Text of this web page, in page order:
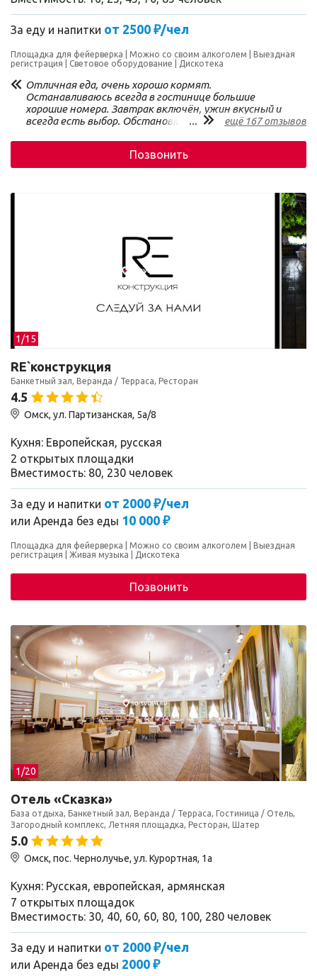
За еду и напитки от 2500 ₽/чел
Площадка для фейерверка Можно со своим алкоголем
Выездная
регистрация
Световое оборудование Дискотека
Отличная еда, очень хорошо кормят.
Останавливаюсь всегда в гостинице большие
хорошие номера. Завтрак включён, ужин вкусный и
всегда есть выбор. Обстановка соответствующая.
... ещё 167 отзывов
Позвонить
1/15
RE`конструкция
Банкетный зал, Веранда / Терраса, Ресторан
4.5
Омск, ул. Партизанская, 5а/8
Кухня: Европейская, русская
2 открытых площадки
Вместимость: 80, 230 человек
За еду и напитки от 2000 ₽/чел
или Аренда без еды 10 000 ₽
Площадка для фейерверка Можно со своим алкоголем
Выездная
регистрация
Живая музыка Дискотека
Позвонить
1/20
Отель «Сказка»
База отдыха, Банкетный зал, Веранда / Терраса, Гостиница / Отель,
Загородный комплекс, Летняя площадка, Ресторан, Шатер
5.0
Омск, пос. Чернолучье, ул. Курортная, 1а
Кухня: Русская, европейская, армянская
7 открытых площадок
Вместимость: 30, 40, 60, 60, 80, 100, 280 человек
За еду и напитки от 2000 ₽/чел
или Аренда без еды 2000 ₽